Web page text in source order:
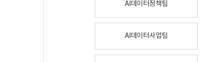
AI데이터정책팀
AI데이터사업팀